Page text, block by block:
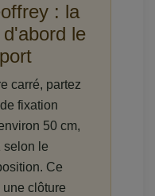
: la
le
carré, partez
fixation
50 cm,
selon le
Ce
une clôture